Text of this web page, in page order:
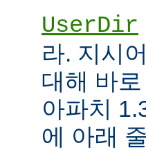
UserDir
라. 지시
대해 바
아파치
에 아래